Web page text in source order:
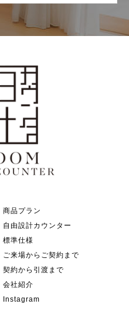
商品プラン
自由設計カウンター
標準仕様
ご来場からご契約まで
契約から引渡まで
会社紹介
Instagram